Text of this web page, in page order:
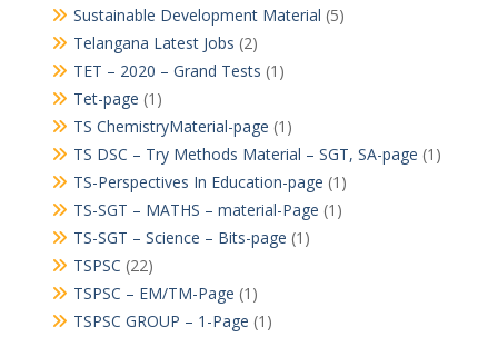
Sustainable Development Material (5)
Telangana Latest Jobs (2)
TET – 2020 – Grand Tests (1)
Tet-page (1)
TS ChemistryMaterial-page (1)
TS DSC – Try Methods Material – SGT, SA-page (1)
TS-Perspectives In Education-page (1)
TS-SGT – MATHS – material-Page (1)
TS-SGT – Science – Bits-page (1)
TSPSC (22)
TSPSC – EM/TM-Page (1)
TSPSC GROUP – 1-Page (1)